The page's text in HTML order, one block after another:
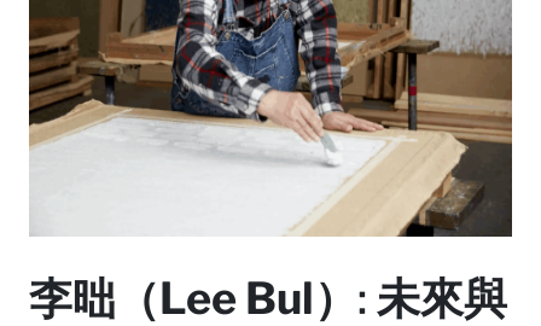
李昢（Lee Bul） : 未來與